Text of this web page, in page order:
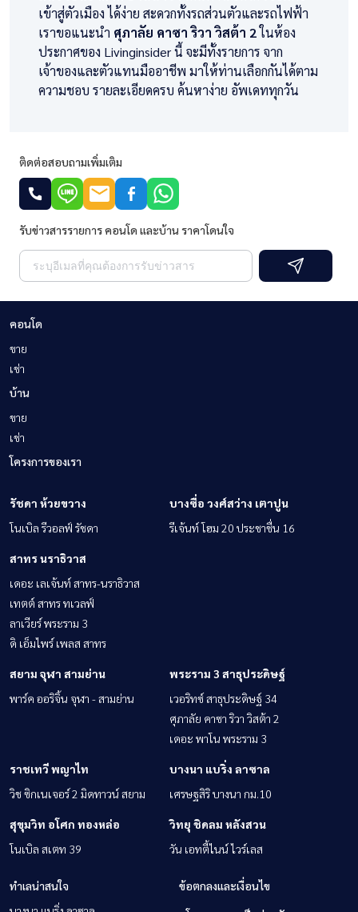
เข้าสู่ตัวเมือง ได้ง่าย สะดวกทั้งรถส่วนตัวและรถไฟฟ้า
เราขอแนะนำ ศุภาลัย คาซา ริวา วิสต้า 2ในห้อง
ประกาศของ Livinginsider นี้ จะมีทั้งรายการ จาก
เจ้าของและตัวแทนมืออาชีพ มาให้ท่านเลือกกันได้ตาม
ความชอบ รายละเอียดครบ ค้นหาง่าย อัพเดททุกวัน
ติดต่อสอบถามเพิ่มเติม
รับข่าวสารรายการ คอนโด และบ้าน ราคาโดนใจ
คอนโด
ขาย
เช่า
บ้าน
ขาย
เช่า
โครงการของเรา
รัชดา ห้วยขวาง
โนเบิล รีวอลฟ์ รัชดา
บางซื่อ วงศ์สว่าง เตาปูน
รีเจ้นท์ โฮม 20 ประชาชื่น 16
สาทร นราธิวาส
เดอะ เลเจ้นท์ สาทร-นราธิวาส
เทตต์ สาทร ทเวลฟ์
ลาเวียร์ พระราม 3
ดิ เอ็มไพร์ เพลส สาทร
สยาม จุฬา สามย่าน
พาร์ค ออริจิ้น จุฬา - สามย่าน
พระราม 3 สาธุประดิษฐ์
เวอริทซ์ สาธุประดิษฐ์ 34
ศุภาลัย คาซา ริวา วิสต้า 2
เดอะ พาโน พระราม 3
ราชเทวี พญาไท
วิช ซิกเนเจอร์ 2 มิดทาวน์ สยาม
บางนา แบริ่ง ลาซาล
เศรษฐสิริ บางนา กม.10
สุขุมวิท อโศก ทองหล่อ
โนเบิล สเตท 39
วิทยุ ชิดลม หลังสวน
วัน เอทตี้ไนน์ ไวร์เลส
ทำเลน่าสนใจ
ข้อตกลงและเงื่อนไข